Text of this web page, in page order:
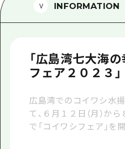
ボランティア
ユニバーサル
広島県の魅力
メディア掲載
フォトダウン
INFORMATION
「広島湾七大海
フェア２０２３」
広島湾でのコイワシ水
て、６月１２日（月）から
で「コイワシフェア」を